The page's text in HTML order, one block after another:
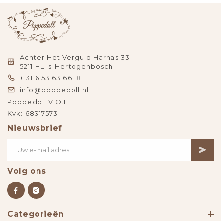
Achter Het Verguld Harnas 33
5211 HL 's-Hertogenbosch
+ 31 6 53 63 66 18
info@poppedoll.nl
Poppedoll V.O.F.
Kvk: 68317573
Nieuwsbrief
Volg ons
Categorieën